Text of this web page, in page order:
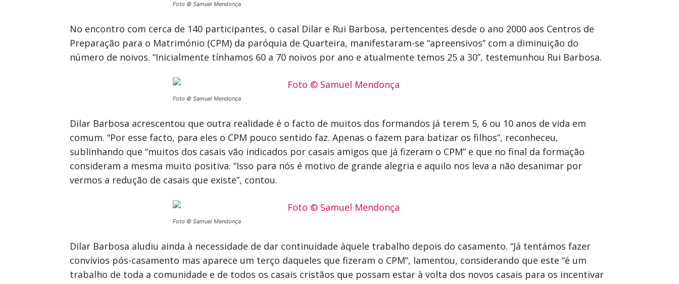
Foto © Samuel Mendonça
No encontro com cerca de 140 participantes, o casal Dilar e Rui Barbosa, pertencentes desde o ano 2000 aos Centros de
Preparação para o Matrimónio (CPM) da paróquia de Quarteira, manifestaram-se “apreensivos” com a diminuição do
número de noivos. “Inicialmente tínhamos 60 a 70 noivos por ano e atualmente temos 25 a 30”, testemunhou Rui Barbosa.
Foto © Samuel Mendonça
Dilar Barbosa acrescentou que outra realidade é o facto de muitos dos formandos já terem 5, 6 ou 10 anos de vida em
comum. “Por esse facto, para eles o CPM pouco sentido faz. Apenas o fazem para batizar os filhos”, reconheceu,
sublinhando que “muitos dos casais vão indicados por casais amigos que já fizeram o CPM” e que no final da formação
consideram a mesma muito positiva. “Isso para nós é motivo de grande alegria e aquilo nos leva a não desanimar por
vermos a redução de casais que existe”, contou.
Foto © Samuel Mendonça
Dilar Barbosa aludiu ainda à necessidade de dar continuidade àquele trabalho depois do casamento. “Já tentámos fazer
convívios pós-casamento mas aparece um terço daqueles que fizeram o CPM”, lamentou, considerando que este “é um
trabalho de toda a comunidade e de todos os casais cristãos que possam estar à volta dos novos casais para os incentivar